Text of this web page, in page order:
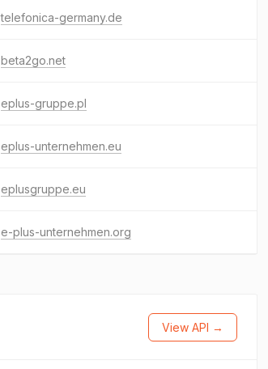
telefonica-germany.de
beta2go.net
eplus-gruppe.pl
eplus-unternehmen.eu
eplusgruppe.eu
e-plus-unternehmen.org
View API →